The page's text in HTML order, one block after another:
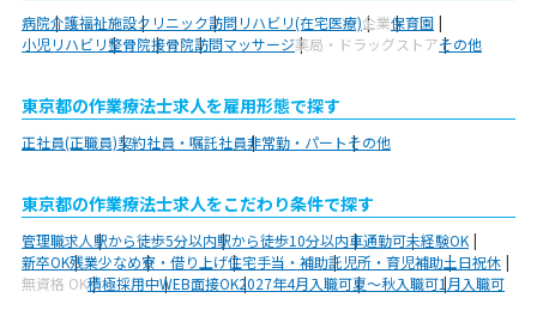
病院介護福祉施設クリニック訪問リハビリ(在宅医療)企業保育園
小児リハビリ整骨院接骨院訪問マッサージ薬局・ドラッグストアその他
東京都の作業療法士求人を雇用形態で探す
正社員(正職員)契約社員・嘱託社員非常勤・パートその他
東京都の作業療法士求人をこだわり条件で探す
管理職求人駅から徒歩5分以内駅から徒歩10分以内車通勤可未経験OK
新卒OK残業少なめ寮・借り上げ住宅手当・補助託児所・育児補助土日祝休
無資格 OK積極採用中WEB面接OK2027年4月入職可夏～秋入職可1月入職可